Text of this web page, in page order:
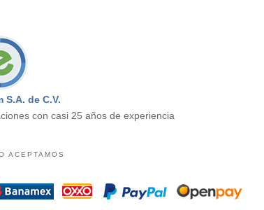
S.A. de C.V.
con casi 25 años de experiencia
ACEPTAMOS